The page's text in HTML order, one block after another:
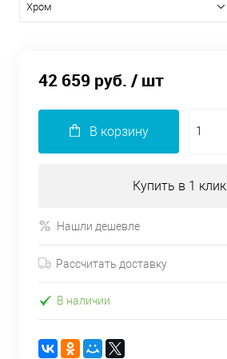
Хром
42 659 руб. / шт
В корзину
Купить в 1 клик
Нашли дешевле
Рассчитать доставку
В наличии